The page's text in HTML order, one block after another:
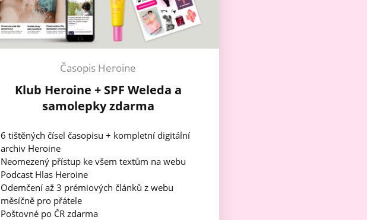
Časopis Heroine
Klub Heroine + SPF Weleda a
samolepky zdarma
6 tištěných čísel časopisu + kompletní digitální
archiv Heroine
Neomezený přístup ke všem textům na webu
Podcast Hlas Heroine
Odemčení až 3 prémiových článků z webu
měsíčně pro přátele
Poštovné po ČR zdarma